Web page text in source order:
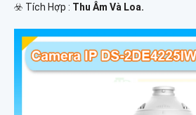
️☣️ Tích Hợp : Thu Âm Và Loa.